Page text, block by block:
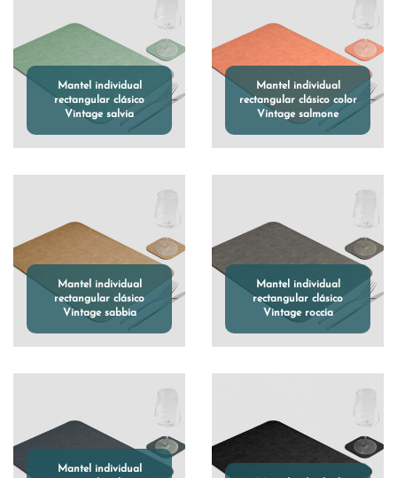
Mantel individual
rectangular clásico
Vintage salvia
Mantel individual
rectangular clásico color
Vintage salmone
Mantel individual
rectangular clásico
Vintage sabbia
Mantel individual
rectangular clásico
Vintage roccia
Mantel individual